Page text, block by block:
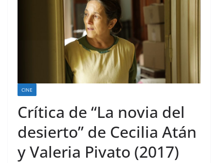
CINE
Crítica de “La novia del
desierto” de Cecilia Atán
y Valeria Pivato (2017)